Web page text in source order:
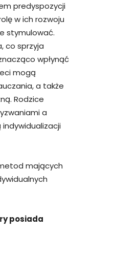
predyspozycji
w ich rozwoju
stymulować.
co sprzyja
wpłynąć
mogą
a także
Rodzice
a
mających
posiada